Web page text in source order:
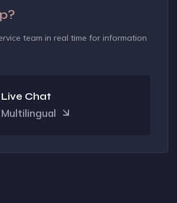
team in real time for information
Live Chat
Multilingual